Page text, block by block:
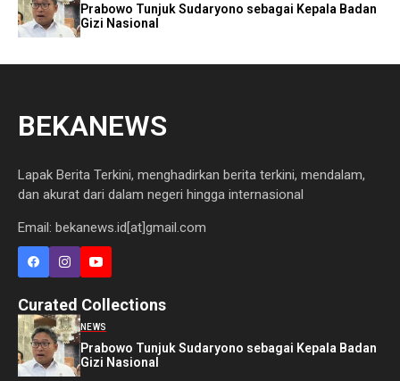
Prabowo Tunjuk Sudaryono sebagai Kepala Badan
Gizi Nasional
BEKANEWS
Lapak Berita Terkini, menghadirkan berita terkini, mendalam,
dan akurat dari dalam negeri hingga internasional
Email: bekanews.id[at]gmail.com
Curated Collections
NEWS
Prabowo Tunjuk Sudaryono sebagai Kepala Badan
Gizi Nasional